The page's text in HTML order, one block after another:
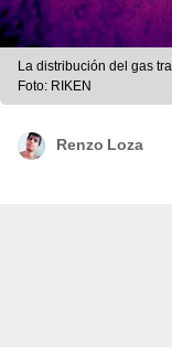
La distribución del gas
Foto: RIKEN
Renzo Loza